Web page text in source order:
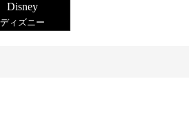
Disney
ディズニー